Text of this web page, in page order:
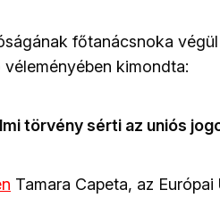
főtanácsnoka
kimondta:
törvény sérti az uniós
Tamara Capeta, az